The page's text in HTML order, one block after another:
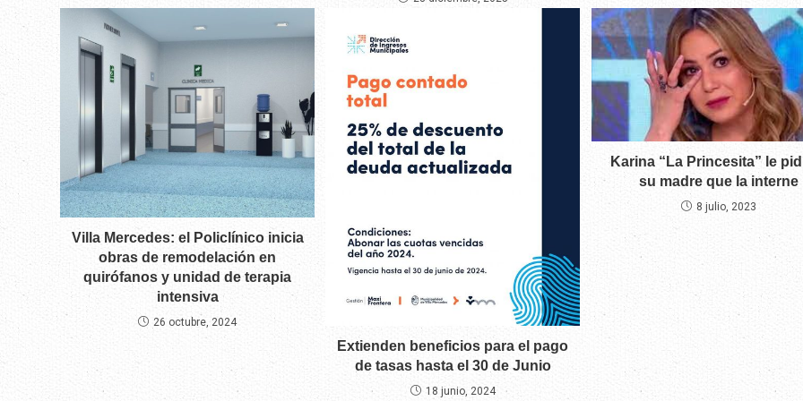
Villa Mercedes: el Policlínico inicia
obras de remodelación en
quirófanos y unidad de terapia
intensiva
26 octubre, 2024
Extienden beneficios para el pago
de tasas hasta el 30 de Junio
18 junio, 2024
Karina “La Princesita” le
su madre que la interne
8 julio, 2023